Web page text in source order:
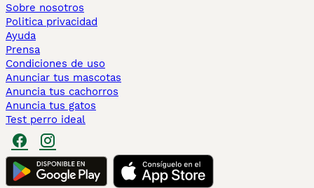
Sobre nosotros
Politica privacidad
Ayuda
Prensa
Condiciones de uso
Anunciar tus mascotas
Anuncia tus cachorros
Anuncia tus gatos
Test perro ideal